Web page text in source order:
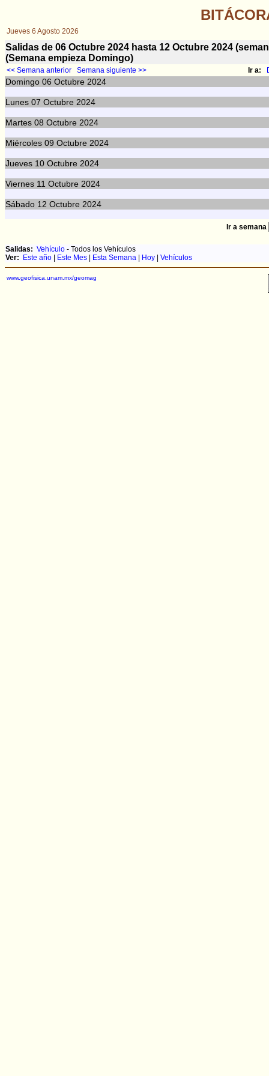
Jueves 6 Agosto 2026
Salidas de 06 Octubre 2024 hasta 12 Octubre 2024
(Semana empieza Domingo)
<< Semana anterior Semana siguiente >> Ir a:
Domingo 06 Octubre 2024
Lunes 07 Octubre 2024
Martes 08 Octubre 2024
Miércoles 09 Octubre 2024
Jueves 10 Octubre 2024
Viernes 11 Octubre 2024
Sábado 12 Octubre 2024
Ir a semana
Salidas: Vehículo - Todos los Vehículos
Ver:
Este año Este Mes Esta Semana Hoy Vehículos
www.geofisica.unam.mx/geomag